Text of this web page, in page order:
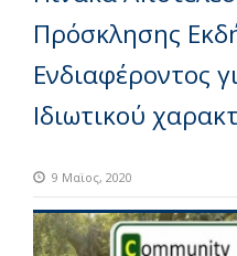
Πρόσκλησης
Ενδιαφέροντος
Ιδιωτικού
9 Μαϊος, 2020